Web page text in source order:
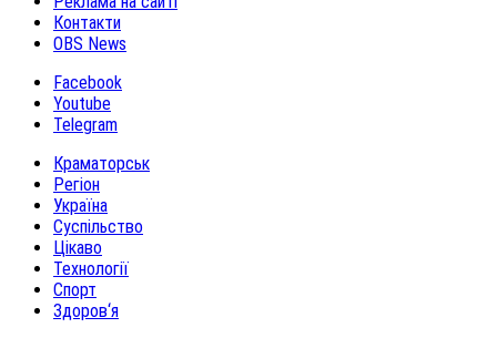
Контакти
OBS News
Facebook
Youtube
Telegram
Краматорськ
Регіон
Україна
Суспільство
Цікаво
Технології
Спорт
Здоров‘я